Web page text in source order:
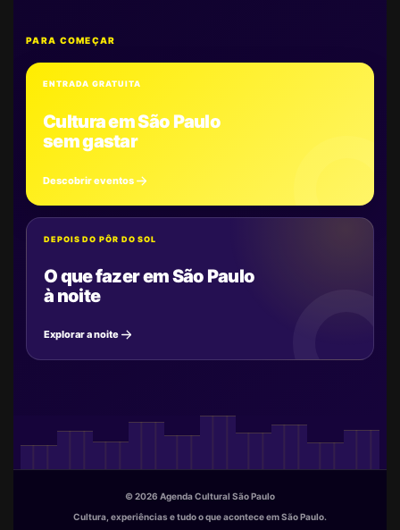
PARA COMEÇAR
ENTRADA GRATUITA
Cultura em São Paulo
sem gastar
Descobrir eventos
DEPOIS DO PÔR DO SOL
O que fazer em São Paulo
à noite
Explorar a noite
© 2026 Agenda Cultural São Paulo
Cultura, experiências e tudo o que acontece em São Paulo.